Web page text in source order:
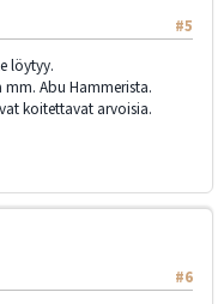
#5
löytyy.
Abu Hammerista.
koitettavat arvoisia.
#6